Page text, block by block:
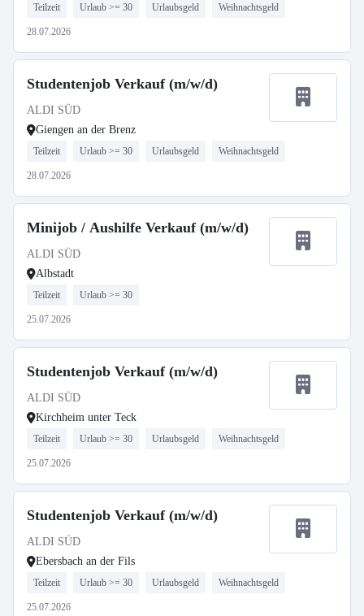
Teilzeit Urlaub >= 30 Urlaubsgeld Weihnachtsgeld
28.07.2026
Studentenjob Verkauf (m/w/d)
ALDI SÜD
Giengen an der Brenz
Teilzeit Urlaub >= 30 Urlaubsgeld Weihnachtsgeld
28.07.2026
Minijob / Aushilfe Verkauf (m/w/d)
ALDI SÜD
Albstadt
Teilzeit Urlaub >= 30
25.07.2026
Studentenjob Verkauf (m/w/d)
ALDI SÜD
Kirchheim unter Teck
Teilzeit Urlaub >= 30 Urlaubsgeld Weihnachtsgeld
25.07.2026
Studentenjob Verkauf (m/w/d)
ALDI SÜD
Ebersbach an der Fils
Teilzeit Urlaub >= 30 Urlaubsgeld Weihnachtsgeld
25.07.2026